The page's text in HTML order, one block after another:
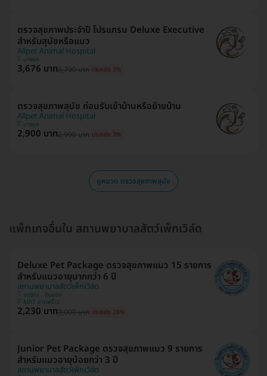
ตรวจสุขภาพประจำปี โปรแกรม Deluxe Executive
สำหรับสุนัขหรือแมว
Allpet Animal Hospital
บางแค
3,676 บาท3,790 บาท ประหยัด 3%
ตรวจสุขภาพสุนัข ก่อนรับเข้าบ้านหรือย้ายบ้าน
Allpet Animal Hospital
บางแค
2,900 บาท2,990 บาท ประหยัด 3%
ดูหมวด ตรวจสุขภาพสุนัข
แพ็กเกจอื่นใน สถานพยาบาลสัตว์เพ็ทเวิล์ด
Deluxe Pet Package ตรวจสุขภาพแมว 15 รายการ
สำหรับแมวอายุมากกว่า 6 ปี
สถานพยาบาลสัตว์เพ็ทเวิล์ด
จตุจักร , ดินแดง
MRT ลาดพร้าว
2,230 บาท3,000 บาท ประหยัด 26%
Junior Pet Package ตรวจสุขภาพแมว 9 รายการ
สำหรับแมวอายุน้อยกว่า 3 ปี
สถานพยาบาลสัตว์เพ็ทเวิล์ด